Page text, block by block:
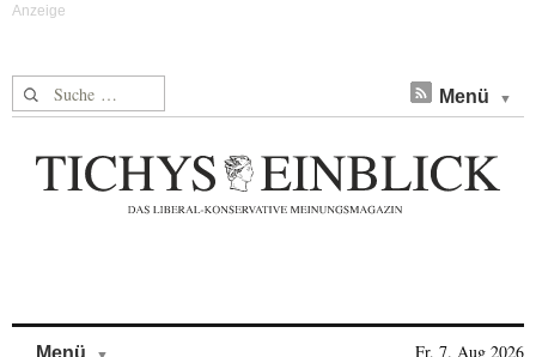
Suche nach: Menü
Menü Fr, 7. Aug 2026